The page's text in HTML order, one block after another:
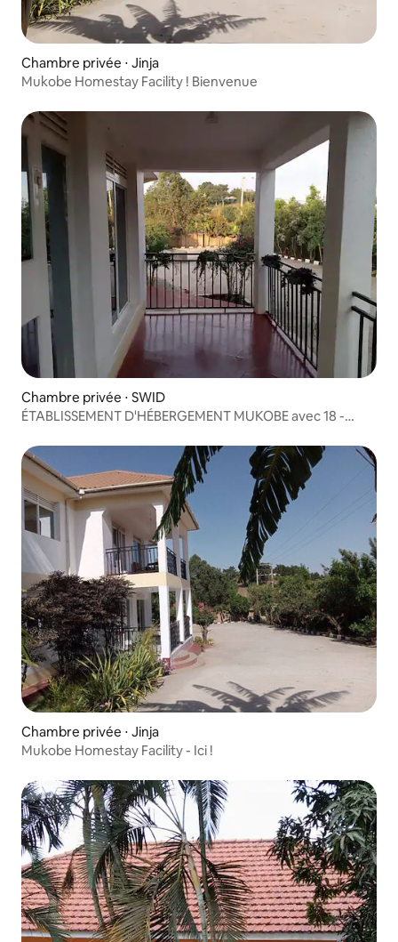
Chambre privée ⋅ Jinja
Mukobe Homestay Facility ! Bienvenue
Chambre privée ⋅ SWID
ÉTABLISSEMENT D'HÉBERGEMENT MUKOBE avec 18 -
Chambre privée ⋅ Jinja
Mukobe Homestay Facility - Ici !